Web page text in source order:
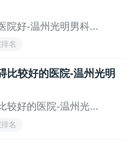
院好-温州光明男科...
名
比较好的医院-温州光明
较好的医院-温州光...
名